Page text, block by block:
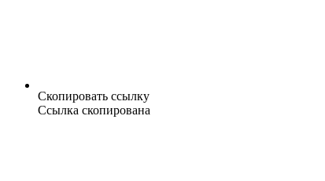
Скопировать ссылку
Ссылка скопирована